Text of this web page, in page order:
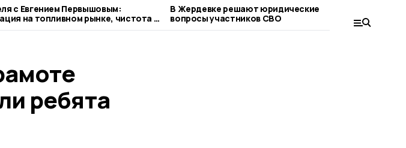
с Евгением Первышовым:
на топливном рынке, чистота в
и приоритеты образования
В Жердевке решают юридические
вопросы участников СВО
пример
ребята